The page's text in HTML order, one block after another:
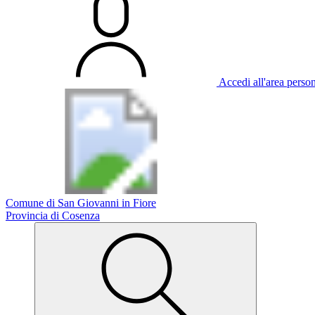
Accedi all'area
Comune di San Giovanni in Fiore
Provincia di Cosenza